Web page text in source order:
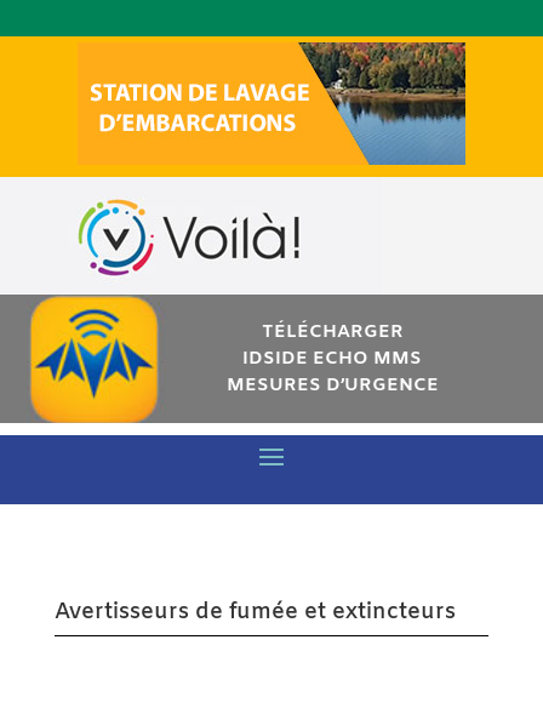
TÉLÉCHARGER
IDSIDE ECHO MMS
MESURES D’URGENCE
Avertisseurs de fumée et extincteurs